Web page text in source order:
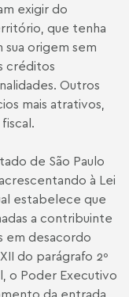
exigir do
que tenha
origem sem
créditos
Outros
mais atrativos,
de São Paulo
à Lei
estabelece que
a contribuinte
em desacordo
do parágrafo 2º
o Poder Executivo
da entrada